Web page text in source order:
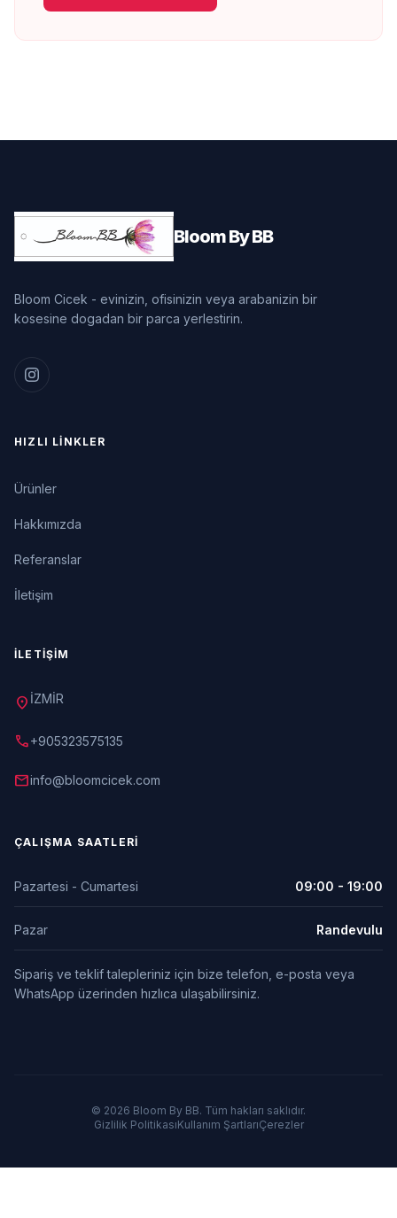
Bloom By BB
Bloom Cicek - evinizin, ofisinizin veya arabanizin bir
kosesine dogadan bir parca yerlestirin.
HIZLI LINKLER
Ürünler
Hakkımızda
Referanslar
İletişim
İLETIŞIM
location_on İZMİR
call+905323575135
mailinfo@bloomcicek.com
ÇALIŞMA SAATLERI
Pazartesi - Cumartesi 09:00 - 19:00
Pazar Randevulu
Sipariş ve teklif talepleriniz için bize telefon, e-posta veya
WhatsApp üzerinden hızlıca ulaşabilirsiniz.
© 2026 Bloom By BB. Tüm hakları saklıdır.
Gizlilik PolitikasıKullanım ŞartlarıÇerezler